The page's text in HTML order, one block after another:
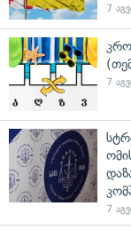
7
7
7